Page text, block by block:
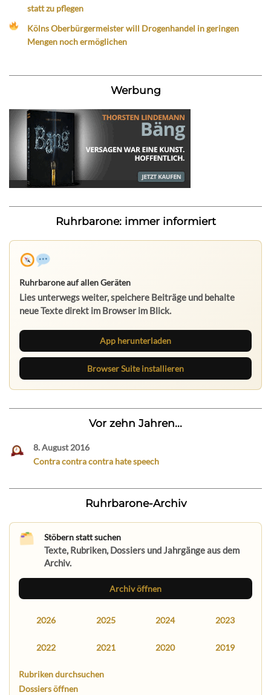
statt zu pflegen
Kölns Oberbürgermeister will Drogenhandel in geringen
Mengen noch ermöglichen
Werbung
Ruhrbarone: immer informiert
Ruhrbarone auf allen Geräten
Lies unterwegs weiter, speichere Beiträge und behalte
neue Texte direkt im Browser im Blick.
App herunterladen
Browser Suite installieren
Vor zehn Jahren...
8. August 2016
Contra contra contra hate speech
Ruhrbarone-Archiv
Stöbern statt suchen
Texte, Rubriken, Dossiers und Jahrgänge aus dem
Archiv.
Archiv öffnen
2026 2025 2024 2023
2022 2021 2020 2019
Rubriken durchsuchen
Dossiers öffnen